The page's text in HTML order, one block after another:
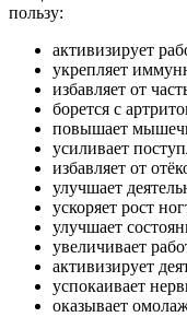
пользу:
активизирует
укрепляет
избавляет от
борется с
повышает
усиливает
избавляет от
улучшает
ускоряет рост
улучшает
увеличивает
активизирует
успокаивает
оказывает